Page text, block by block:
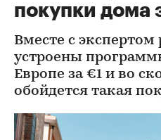
покупки дома
Вместе с экспертом
устроены
Европе за €1 и во
обойдется такая